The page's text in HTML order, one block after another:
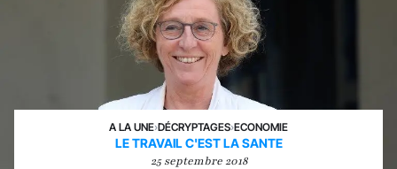
A LA UNE›DÉCRYPTAGES›ECONOMIE
LE TRAVAIL C'EST LA SANTE
25 septembre 2018